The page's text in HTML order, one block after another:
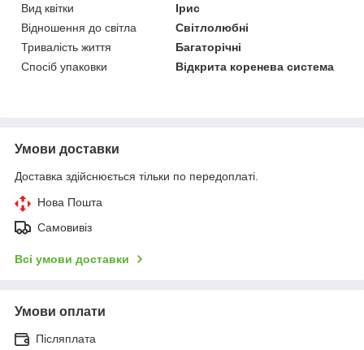
Вид квітки
Ірис
Відношення до світла
Світлолюбні
Тривалість життя
Багаторічні
Спосіб упаковки
Відкрита коренева система
Умови доставки
Доставка здійснюється тільки по передоплаті.
Нова Пошта
Самовивіз
Всі умови доставки
Умови оплати
Післяплата